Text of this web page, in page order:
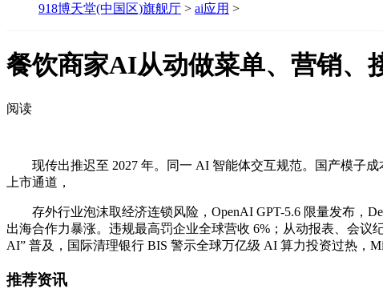
918博天堂(中国区)旗舰厅 > ai应用 >
餐饮商家AI从动做菜单、营销、
阅读
现传出推迟至 2027 年。同一 AI 智能体交互规范。国产模子成
上市通道，
存外行业泡沫取经济连锁风险，OpenAI GPT-5.6 限量发布，
出海合作力暴涨。违规最高罚企业全球营收 6%；从动报表、会
AI” 普及，国际清理银行 BIS 警示全球万亿级 AI 算力投资过热，
推荐资讯